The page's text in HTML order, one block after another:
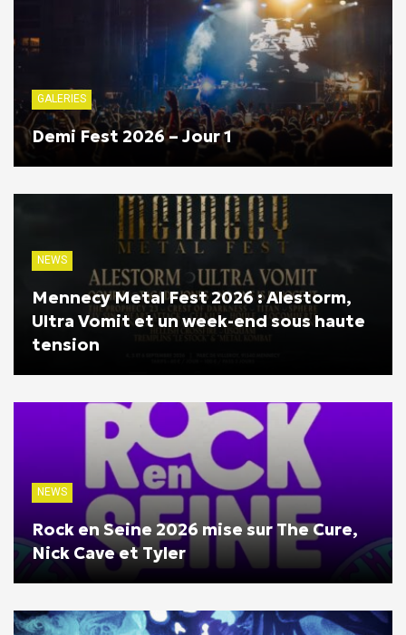
GALERIES
Demi Fest 2026 – Jour 1
NEWS
Mennecy Metal Fest 2026 : Alestorm,
Ultra Vomit et un week-end sous haute
tension
NEWS
Rock en Seine 2026 mise sur The Cure,
Nick Cave et Tyler